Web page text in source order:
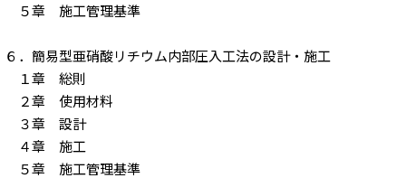
５章 施工管理基準
６．簡易型亜硝酸リチウム内部圧入工法の設計・施工
１章 総則
２章 使用材料
３章 設計
４章 施工
５章 施工管理基準